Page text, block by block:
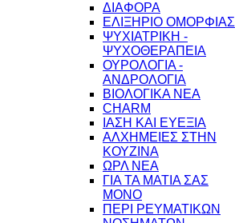
ΔΙΑΦΟΡΑ
ΕΛΙΞΗΡΙΟ ΟΜΟΡΦΙΑΣ
ΨΥΧΙΑΤΡΙΚΗ -
ΨΥΧΟΘΕΡΑΠΕΙΑ
ΟΥΡΟΛΟΓΙΑ -
ΑΝΔΡΟΛΟΓΙΑ
ΒΙΟΛΟΓΙΚΑ ΝΕΑ
CHARM
ΙΑΣΗ ΚΑΙ ΕΥΕΞΙΑ
ΑΛΧΗΜΕΙΕΣ ΣΤΗΝ
ΚΟΥΖΙΝΑ
ΩΡΛ ΝEA
ΓΙΑ ΤΑ ΜΑΤΙΑ ΣΑΣ
ΜΟΝΟ
ΠΕΡΙ ΡΕΥΜΑΤΙΚΩΝ